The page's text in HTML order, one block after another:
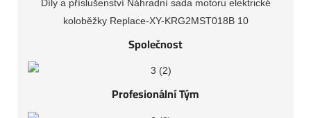
Společnost
Profesionální Tým